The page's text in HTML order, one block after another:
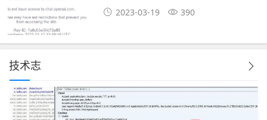
chat.openai.com
2023-03-19 390
技术志